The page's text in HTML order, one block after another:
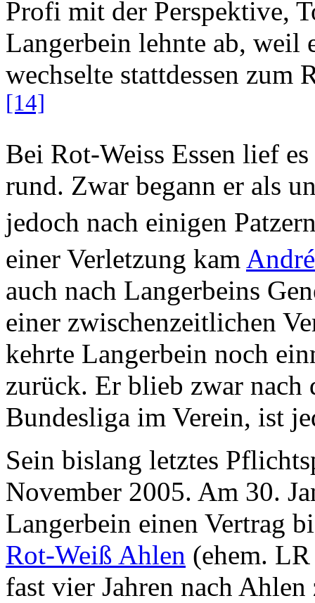
Profi mit der Perspektive,
Langerbein lehnte ab, weil
wechselte stattdessen
[14]
Bei Rot-Weiss Essen lief
rund. Zwar begann er als
jedoch nach einigen
einer Verletzung kam
auch nach Langerbeins
einer zwischenzeitlichen
kehrte Langerbein noch
zurück. Er blieb zwar nach
Bundesliga im Verein, ist
Sein bislang letztes
November 2005. Am 30.
Langerbein einen Vertrag
Rot-Weiß Ahlen (ehem.
fast vier Jahren nach